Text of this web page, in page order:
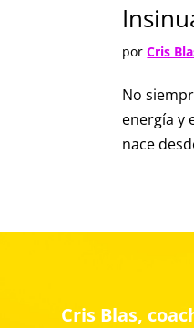
porCris
No
energía y
nace
Cris Blas,